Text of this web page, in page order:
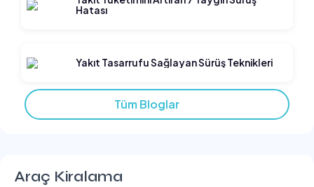
Hatası
Yakıt Tasarrufu Sağlayan Sürüş Teknikleri
Tüm Bloglar
Araç Kiralama